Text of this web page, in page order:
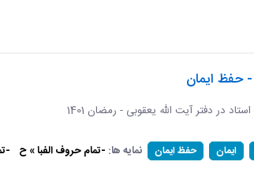
حفظ ایمان
استاد در دفتر آیت الله یعقوبی - رمضان 1401
ایمان حفظ ایمان نمایه ها: -تمام حروف الفبا » ح -